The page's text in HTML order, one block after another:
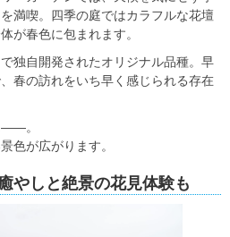
満喫。四季の庭ではカラフルな花壇
が春色に包まれます。
独自開発されたオリジナル品種。早
春の訪れをいち早く感じられる存在
――。
色が広がります。
やしと絶景の花見体験も